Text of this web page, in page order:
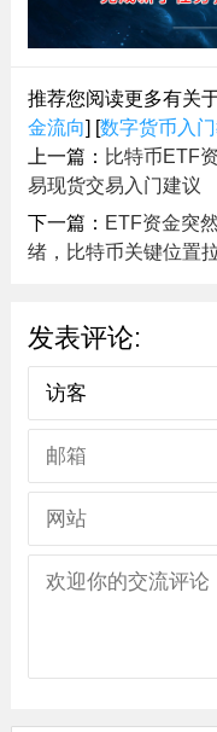
推荐您阅读更多有关
金流向] [数字货币入
上一篇： 比特币ETF
易现货交易入门建议
下一篇： ETF资金突
绪，比特币关键位置
发表评论: